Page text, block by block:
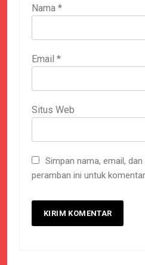
Nama *
Email *
Situs Web
Simpan nama, email,
peramban ini untuk